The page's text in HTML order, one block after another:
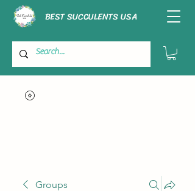
BEST SUCCULENTS USA
Groups